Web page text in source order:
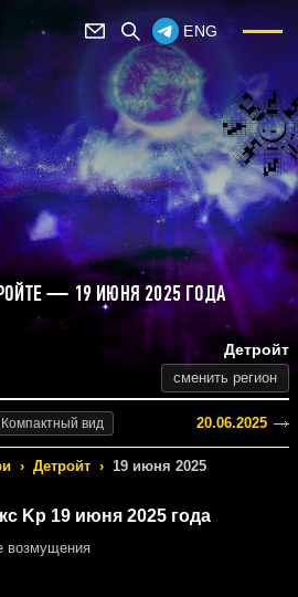
ENG
— 19 ИЮНЯ 2025 ГОДА
Детройт
сменить регион
Компактный вид 20.06.2025
› Детройт › 19 июня 2025
Kp 19 июня 2025 года
возмущения